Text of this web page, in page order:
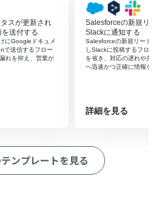
を選択し、「リードオブジェ
が登録されたら」というアクションを
ョンでSendGridを選択し、「コンタ
ンタクトを追加」アクションを設定す
で取得したリード情報を自動で追加
起動後、フロー内で処理を行うアク
タムポイント
る際に、ご利用の環境に応じたマイ
で設定してください。
スが更新され
送付する
にGoogleドキュメ
で送信するフロー
れを抑え、営業が
Salesforceの新規リー
Slackに通知する
Salesforceの新規リードを
しSlackに投稿するフロー
を省き、対応の遅れや共有
へ迅速かつ正確に情報を届
詳細を見る
ンプレートを見る